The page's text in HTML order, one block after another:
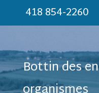
418 854-2260
Bottin des